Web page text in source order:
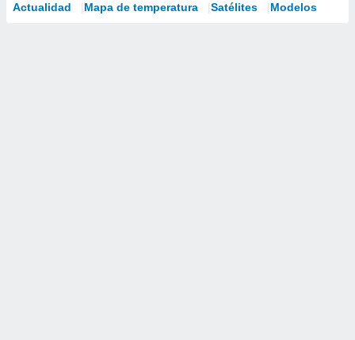
Actualidad Mapa de temperatura Satélites Modelos